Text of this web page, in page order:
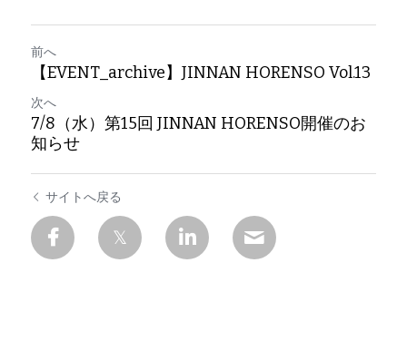
前へ
【EVENT_archive】JINNAN HORENSO Vol.13
次へ
7/8（水）第15回 JINNAN HORENSO開催のお
知らせ
サイトへ戻る